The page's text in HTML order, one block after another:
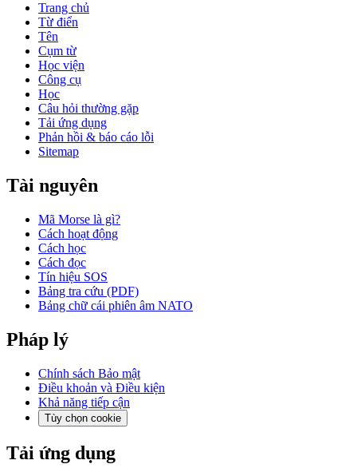
Trang chủ
Từ điển
Tên
Cụm từ
Học viện
Công cụ
Học
Câu hỏi thường gặp
Tải ứng dụng
Phản hồi & báo cáo lỗi
Sitemap
Tài nguyên
Mã Morse là gì?
Cách hoạt động
Cách học
Cách đọc
Tín hiệu SOS
Bảng tra cứu (PDF)
Bảng chữ cái phiên âm NATO
Pháp lý
Chính sách Bảo mật
Điều khoản và Điều kiện
Khả năng tiếp cận
Tùy chọn cookie
Tải ứng dụng